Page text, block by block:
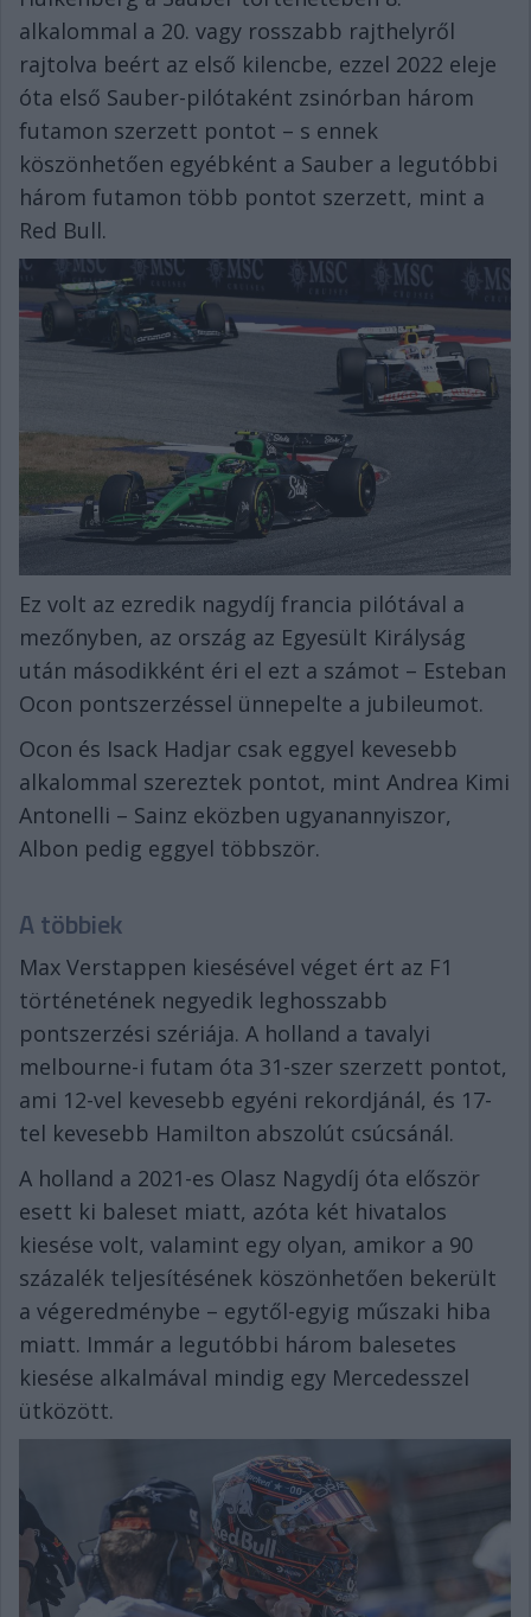
alkalommal a 20. vagy rosszabb rajthelyről
rajtolva beért az első kilencbe, ezzel 2022 eleje
óta első Sauber-pilótaként zsinórban három
futamon szerzett pontot – s ennek
köszönhetően egyébként a Sauber a legutóbbi
három futamon több pontot szerzett, mint a
Red Bull.
Ez volt az ezredik nagydíj francia pilótával a
mezőnyben, az ország az Egyesült Királyság
után másodikként éri el ezt a számot – Esteban
Ocon pontszerzéssel ünnepelte a jubileumot.
Ocon és Isack Hadjar csak eggyel kevesebb
alkalommal szereztek pontot, mint Andrea Kimi
Antonelli – Sainz eközben ugyanannyiszor,
Albon pedig eggyel többször.
A többiek
Max Verstappen kiesésével véget ért az F1
történetének negyedik leghosszabb
pontszerzési szériája. A holland a tavalyi
melbourne-i futam óta 31-szer szerzett pontot,
ami 12-vel kevesebb egyéni rekordjánál, és 17-
tel kevesebb Hamilton abszolút csúcsánál.
A holland a 2021-es Olasz Nagydíj óta először
esett ki baleset miatt, azóta két hivatalos
kiesése volt, valamint egy olyan, amikor a 90
százalék teljesítésének köszönhetően bekerült
a végeredménybe – egytől-egyig műszaki hiba
miatt. Immár a legutóbbi három balesetes
kiesése alkalmával mindig egy Mercedesszel
ütközött.